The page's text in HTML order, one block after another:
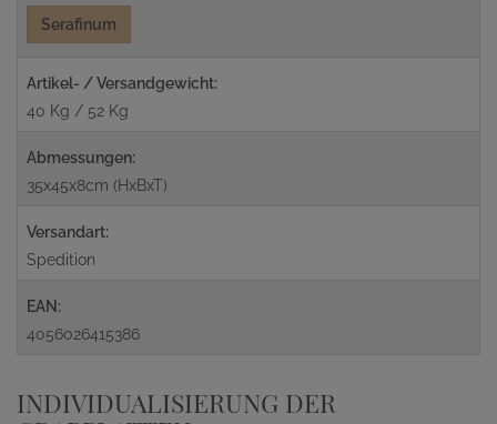
Serafinum
Artikel- / Versandgewicht:
40 Kg / 52 Kg
Abmessungen:
35x45x8cm (HxBxT)
Versandart:
Spedition
EAN:
4056026415386
INDIVIDUALISIERUNG DER